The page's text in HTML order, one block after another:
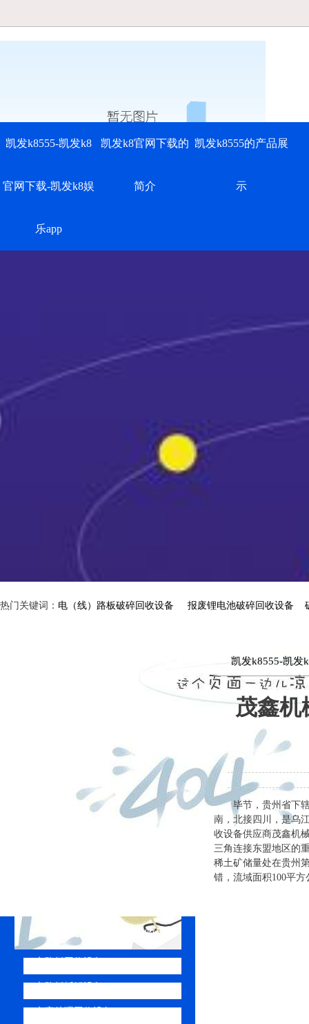
凯发k8555-凯发k8
官网下载-凯发k8娱
乐app
凯发k8官网下载的
简介
凯发k8555的产品展
示
热门关键词： 电（线）路板破碎回收设备 报废锂电池破碎回收设备
电（线）路板破碎回收设备
凯发k8555-凯发
茂鑫机
毕节，贵州省下辖地
南，北接四川，是乌
收设备供应商茂鑫机
三角连接东盟地区的
稀土矿储量处在贵州
错，流域面积100平